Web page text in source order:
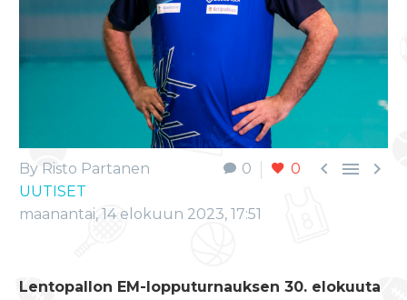
0 0   
By Risto Partanen
UUTISET
maanantai, 14 elokuun 2023, 17:51
Lentopallon EM-lopputurnauksen 30. elokuuta